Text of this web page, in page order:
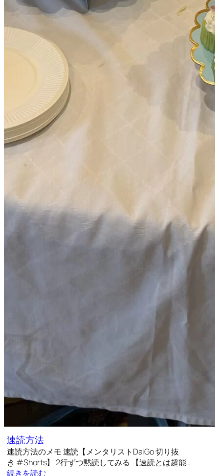
速読方法
速読方法のメモ 速読【メンタリストDaiGo 切り抜
き #Shorts】 2行ずつ黙読してみる 【速読とは超能…
続きを読む